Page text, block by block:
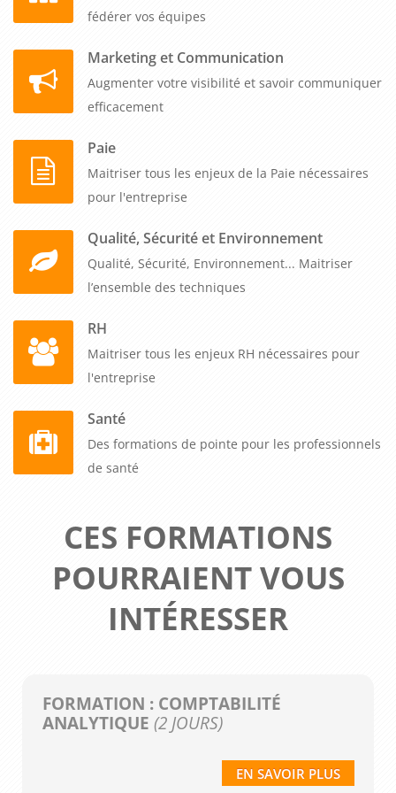
fédérer vos équipes
Marketing et Communication
Augmenter votre visibilité et savoir communiquer
efficacement
Paie
Maitriser tous les enjeux de la Paie nécessaires
pour l'entreprise
Qualité, Sécurité et Environnement
Qualité, Sécurité, Environnement... Maitriser
l’ensemble des techniques
RH
Maitriser tous les enjeux RH nécessaires pour
l'entreprise
Santé
Des formations de pointe pour les professionnels
de santé
CES FORMATIONS
POURRAIENT VOUS
INTÉRESSER
FORMATION : COMPTABILITÉ
ANALYTIQUE (2 JOURS)
EN SAVOIR PLUS